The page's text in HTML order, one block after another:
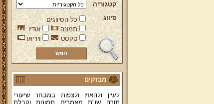
קטגוריה
סיווג
כל הסיווגים
תמונה
אודיו
טקסט
וידיאו
מבזקים
ברוכים הבאים לאתר מהרי"ץ
יד מהרי"ץ - פורטל תורני למורשת יהדות
תימן, האתר הרשמי להנצחת מורשתו
של גאון רבני תימן ותפארתם מהרי"ץ
זצוק"ל. באתר תמצאו גם תכנים תורניים
והלכתיים רבים של מרן הגאון הרב יצחק
מחבר ספרי שלחן ערוך המקוצר ח"ח
ושו"ת עולת יצחק ג"ח ועוד, וכן תוכלו
תורה, שו"ת, מאמרים, תמונות, וקבלת